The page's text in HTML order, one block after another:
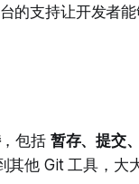
的支持让开发者
，包括 暂存、提交
他 Git 工具，大